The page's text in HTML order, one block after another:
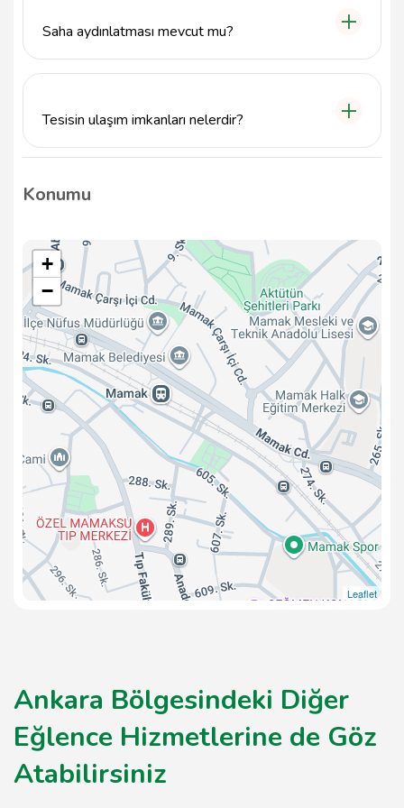
Saha aydınlatması mevcut mu?
Tesisin ulaşım imkanları nelerdir?
Ankara Metropol Spor Halısaha Tesisleri, merkezi bir
ulaşılabilir. Ayrıca özel araçla gelenler için park alanı
Konumu
+
−
Leaflet
Ankara Bölgesindeki Diğer
Eğlence Hizmetlerine de Göz
Atabilirsiniz